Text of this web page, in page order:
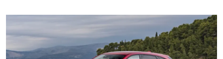
התצוגה של מאזדה בין התאריכים 12.09.2023-13.10.2023.